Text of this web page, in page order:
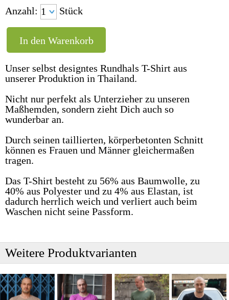
Anzahl: Stück
Unser selbst designtes Rundhals T-Shirt aus
unserer Produktion in Thailand.
Nicht nur perfekt als Unterzieher zu unseren
Maßhemden, sondern zieht Dich auch so
wunderbar an.
Durch seinen taillierten, körperbetonten Schnitt
können es Frauen und Männer gleichermaßen
tragen.
Das T-Shirt besteht zu 56% aus Baumwolle, zu
40% aus Polyester und zu 4% aus Elastan, ist
dadurch herrlich weich und verliert auch beim
Waschen nicht seine Passform.
Weitere Produktvarianten